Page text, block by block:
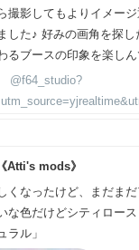
撮影してもよりイメー
した♪ 好みの画角を探
るブースの印象を楽し
@f64_studio?
Atti's mods》
くなったけど、まだまだ
な色だけどシティロー
ラル」